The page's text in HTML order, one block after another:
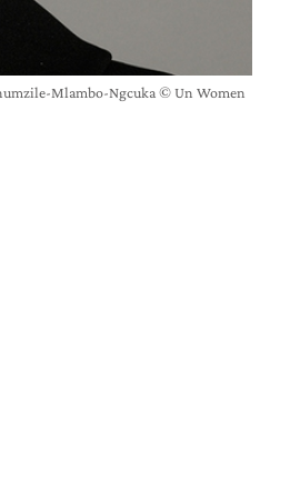
Mlambo-Ngcuka © Un Women